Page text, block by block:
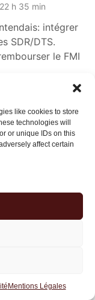
like cookies to store
technologies will
or unique IDs on this
affect certain
Mentions Légales
h 35 min
intégrer
SDR/DTS.
le FMI
ma part, les États
ne
pour un
(une
de dollars
diminution
ligne de celles